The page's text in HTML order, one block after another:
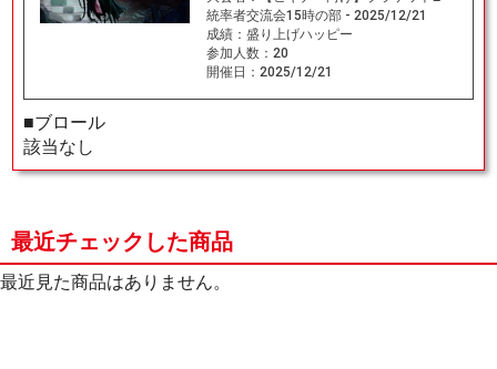
統率者交流会15時の部 - 2025/12/21
成績： 盛り上げハッピー
参加人数： 20
開催日： 2025/12/21
■ブロール
該当なし
最近チェックした商品
最近見た商品はありません。